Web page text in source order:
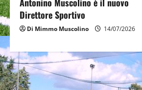
t
i
o
n
Direttore Sportivo
Di Mimmo Muscolino 14/07/2026